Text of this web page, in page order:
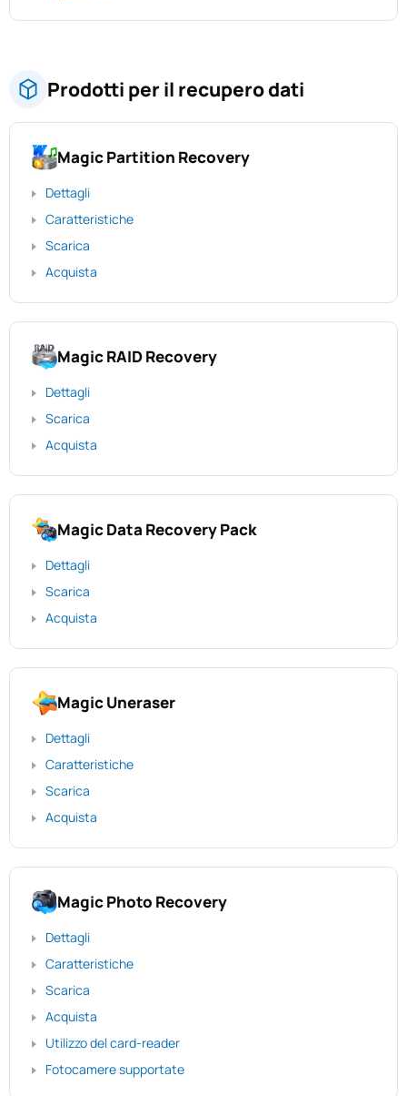
Prodotti per il recupero dati
Magic Partition Recovery
Dettagli
Caratteristiche
Scarica
Acquista
Magic RAID Recovery
Dettagli
Scarica
Acquista
Magic Data Recovery Pack
Dettagli
Scarica
Acquista
Magic Uneraser
Dettagli
Caratteristiche
Scarica
Acquista
Magic Photo Recovery
Dettagli
Caratteristiche
Scarica
Acquista
Utilizzo del card-reader
Fotocamere supportate